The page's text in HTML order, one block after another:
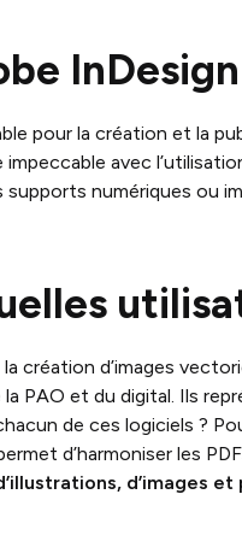
pour la création et la
avec
numériques ou
création d’images
PAO et du digital. Ils
de ces logiciels ?
d’harmoniser les
d’images